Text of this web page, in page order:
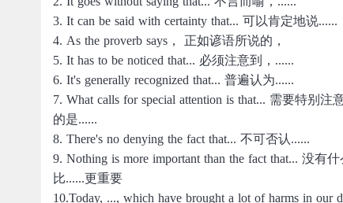
3. It can be said with certainty that... 可以肯定地说......
4. As the proverb says， 正如谚语所说的，
5. It has to be noticed that... 必须注意到，......
6. It's generally recognized that... 普遍认为......
7. What calls for special attention is that... 需要特别注
的是......
8. There's no denying the fact that... 不可否认......
9. Nothing is more important than the fact that... 没有什
比......更重要
10.Today, ..., which have brought a lot of harms in our